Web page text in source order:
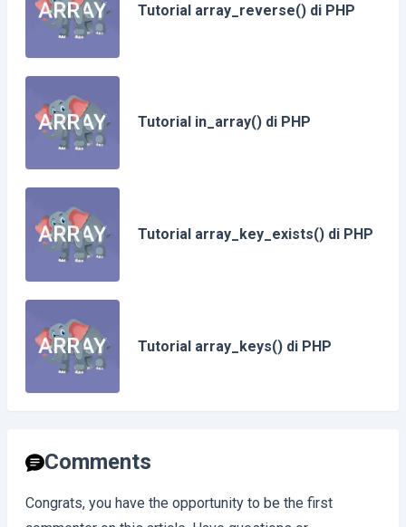
Tutorial array_reverse() di PHP
Tutorial in_array() di PHP
Tutorial array_key_exists() di PHP
Tutorial array_keys() di PHP
Comments
Congrats, you have the opportunity to be the first